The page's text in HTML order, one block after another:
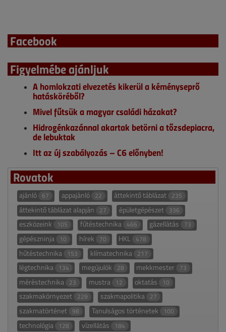
Facebook
Figyelmébe ajánljuk
A homlokzati elvezetés kikerül a kéményseprő
hatásköréből?
Mivel fűtsük a magyar családi házakat?
Hidrogénkazánnal akartak betörni a tőzsdepiacra,
de lebuktak
Itt az új szabályozás – C6 előnyben!
Rovatok
ajánló 67 appajánló 22 áttekintő táblázat 235
áttekintő táblázat alapján 27 épületgépészet 336
eszközeink 105 fűtéstechnika 466 gázellátás 73
gépészninja 10 hírek 70 HKL 478
hűtéstechnika 153 klímatechnika 217
légtechnika 134 megújulók 28 mekkmester 73
méréstechnika 23 mustra 12 oktatás 10
szakmakörnyezet 229 szakmapolitika 27
szakmatörténet 98 Tanulságos történetek 100
technológia 128 vízellátás 184